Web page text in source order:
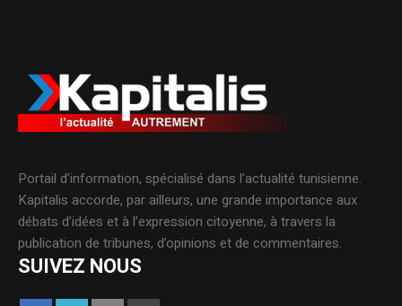
Portail d’information, spécialisé dans l’actualité tunisienne.
Kapitalis accorde, par ailleurs, une grande importance aux
débats d’idées et à l’expression citoyenne, à travers la
publication de tribunes, d’opinions et de commentaires.
SUIVEZ NOUS